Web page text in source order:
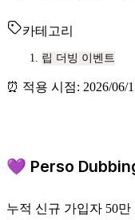
카테고리
립 더빙 이벤트
⏰ 적용 시점: 2026/06/
💜 Perso Dubbing
누적 신규 가입자 50만